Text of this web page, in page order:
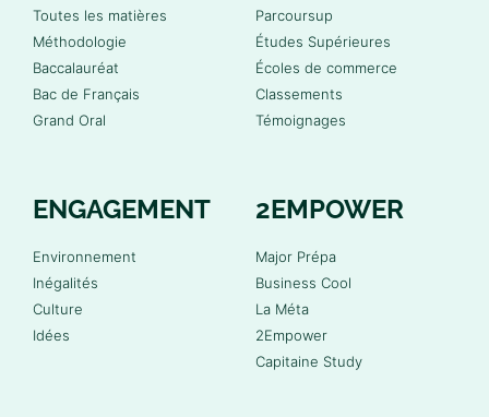
Toutes les matières
Méthodologie
Baccalauréat
Bac de Français
Grand Oral
Parcoursup
Études Supérieures
Écoles de commerce
Classements
Témoignages
ENGAGEMENT
Environnement
Inégalités
Culture
Idées
2EMPOWER
Major Prépa
Business Cool
La Méta
2Empower
Capitaine Study